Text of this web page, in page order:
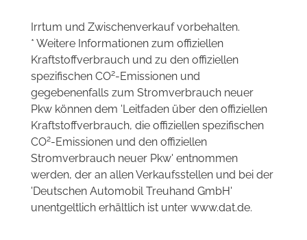
Irrtum und Zwischenverkauf vorbehalten.
* Weitere Informationen zum offiziellen
Kraftstoffverbrauch und zu den offiziellen
spezifischen CO2-Emissionen und
gegebenenfalls zum Stromverbrauch neuer
Pkw können dem 'Leitfaden über den offiziellen
Kraftstoffverbrauch, die offiziellen spezifischen
CO2-Emissionen und den offiziellen
Stromverbrauch neuer Pkw' entnommen
werden, der an allen Verkaufsstellen und bei der
'Deutschen Automobil Treuhand GmbH'
unentgeltlich erhältlich ist unter www.dat.de.